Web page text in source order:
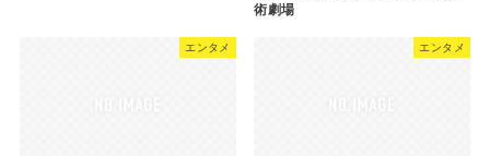
術劇場
エンタメ エンタメ